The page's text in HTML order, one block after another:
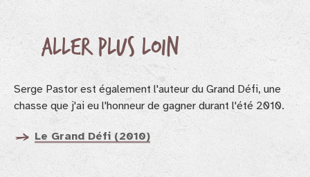
Aller plus loin
Serge Pastor est également l'auteur du Grand Défi, une
chasse que j'ai eu l'honneur de gagner durant l'été 2010.
Le Grand Défi (2010)